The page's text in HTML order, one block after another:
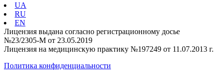
UA
RU
EN
Лицензия выдана согласно регистрационному досье
№23/2305-М от 23.05.2019
Лицензия на медицинскую практику №197249 от 11.07.2013 г.
Политика конфиденциальности